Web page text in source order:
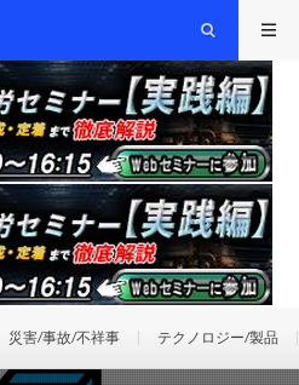
災害/事故/不祥事 テクノロジー/製品